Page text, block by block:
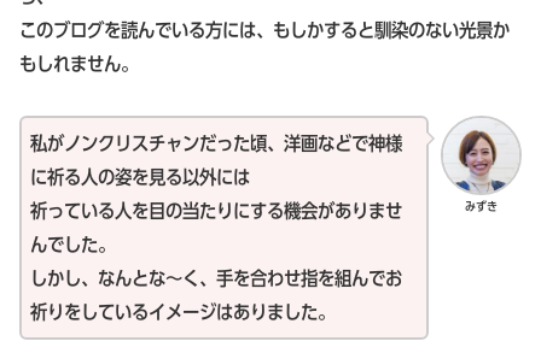
このブログを読んでいる方には、もしかすると馴染のない光景か
もしれません。
みずき
私がノンクリスチャンだった頃、洋画などで神様
に祈る人の姿を見る以外には
祈っている人を目の当たりにする機会がありませ
んでした。
しかし、なんとな～く、手を合わせ指を組んでお
祈りをしているイメージはありました。